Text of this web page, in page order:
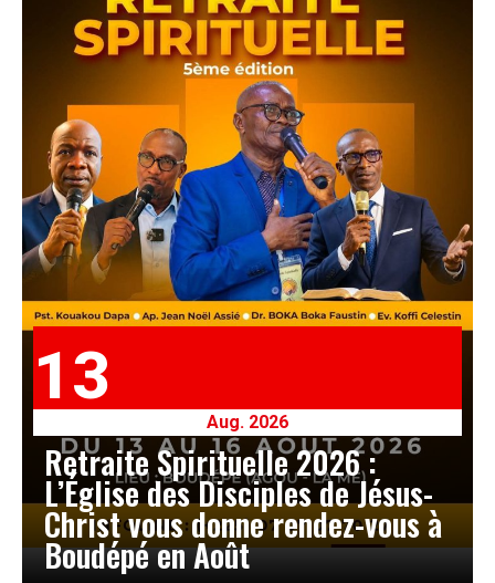
13
Aug. 2026
Retraite Spirituelle 2026 :
L’Église des Disciples de Jésus-
Christ vous donne rendez-vous à
Boudépé en Août